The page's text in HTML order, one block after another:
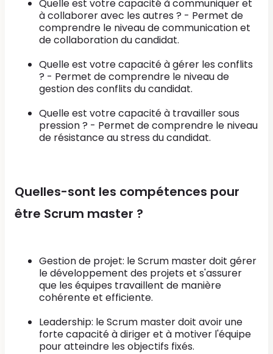
Quelle est votre capacité à communiquer et
à collaborer avec les autres ? - Permet de
comprendre le niveau de communication et
de collaboration du candidat.
Quelle est votre capacité à gérer les conflits
? - Permet de comprendre le niveau de
gestion des conflits du candidat.
Quelle est votre capacité à travailler sous
pression ? - Permet de comprendre le niveau
de résistance au stress du candidat.
Quelles-sont les compétences pour
être Scrum master ?
Gestion de projet: le Scrum master doit gérer
le développement des projets et s'assurer
que les équipes travaillent de manière
cohérente et efficiente.
Leadership: le Scrum master doit avoir une
forte capacité à diriger et à motiver l'équipe
pour atteindre les objectifs fixés.